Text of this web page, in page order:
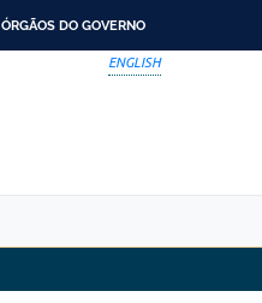
ÓRGÃOS DO GOVERNO
ENGLISH